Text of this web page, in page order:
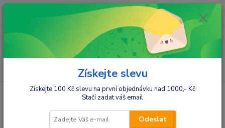
ks
za 0,00 Kč
Móda pro maminky Trika,tuniky dl.rukáv
Be MaaMaa
Těhotenské triko ELLIS - máta
Be MaaMaa Těhotenské triko
Získejte slevu
Získejte 100 Kč slevu na první objednávku nad 1000,- Kč
Stačí zadat váš email
Odeslat